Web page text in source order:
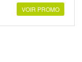
VOIR PROMO